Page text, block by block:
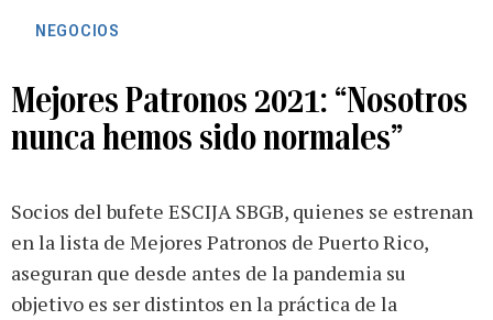
NEGOCIOS
Mejores Patronos 2021: “Nosotros
nunca hemos sido normales”
Socios del bufete ESCIJA SBGB, quienes se estrenan
en la lista de Mejores Patronos de Puerto Rico,
aseguran que desde antes de la pandemia su
objetivo es ser distintos en la práctica de la